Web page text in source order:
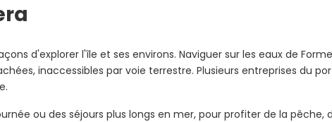
d'explorer l'île et ses environs. Naviguer sur les eaux de
inaccessibles par voie terrestre. Plusieurs entreprises du
ou des séjours plus longs en mer, pour profiter de la pêche,